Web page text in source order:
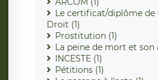
Le certificat/diplôme de
Droit (1)
Prostitution (1)
La peine de mort et son
INCESTE (1)
Pétitions (1)